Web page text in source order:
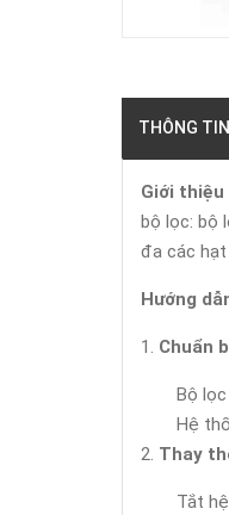
THÔNG
Giới thiệu
bộ lọc: bộ
đa các hạt
Hướng
Chuẩn
Bộ lọc
Hệ
Thay
Tắt